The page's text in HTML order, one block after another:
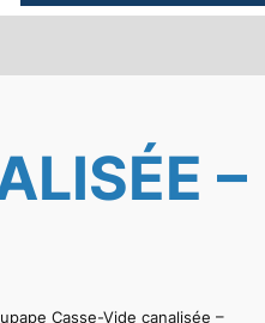
–
Casse-Vide canalisée –